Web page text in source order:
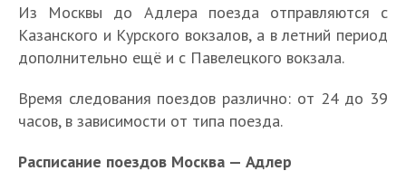
Из Москвы до Адлера поезда отправляются с
Казанского и Курского вокзалов, а в летний период
дополнительно ещё и с Павелецкого вокзала.
Время следования поездов различно: от 24 до 39
часов, в зависимости от типа поезда.
Расписание поездов Москва — Адлер